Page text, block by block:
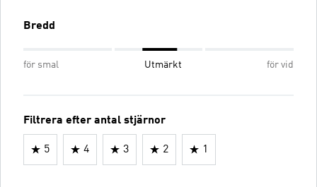
Bredd
för smal Utmärkt för vid
Filtrera efter antal stjärnor
5 4 3 2 1